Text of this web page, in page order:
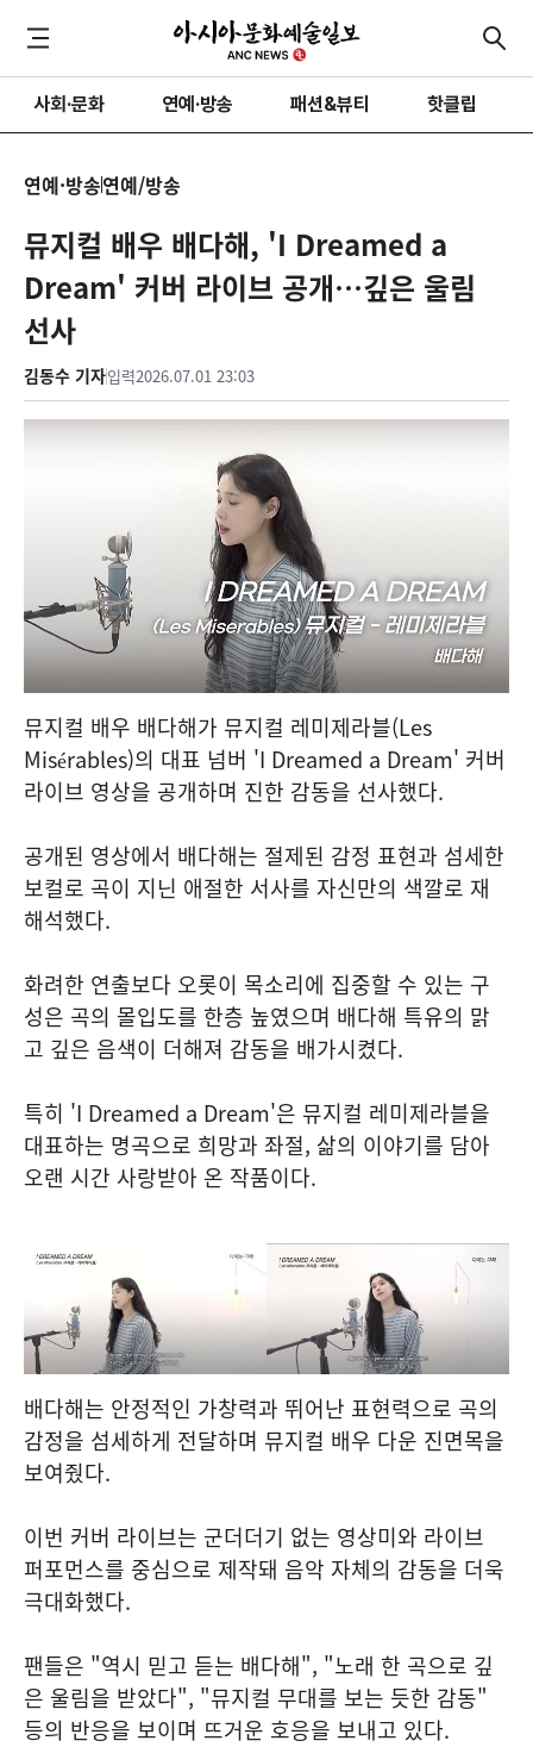
사회·문화 연예·방송 패션&뷰티 핫클립
연예·방송연예/방송
뮤지컬 배우 배다해, 'I Dreamed a
Dream' 커버 라이브 공개…깊은 울림
선사
김동수 기자입력2026.07.01 23:03
뮤지컬 배우 배다해가 뮤지컬 레미제라블(Les
Misérables)의 대표 넘버 'I Dreamed a Dream' 커버
라이브 영상을 공개하며 진한 감동을 선사했다.
공개된 영상에서 배다해는 절제된 감정 표현과 섬세한
보컬로 곡이 지닌 애절한 서사를 자신만의 색깔로 재
해석했다.
화려한 연출보다 오롯이 목소리에 집중할 수 있는 구
성은 곡의 몰입도를 한층 높였으며 배다해 특유의 맑
고 깊은 음색이 더해져 감동을 배가시켰다.
특히 'I Dreamed a Dream'은 뮤지컬 레미제라블을
대표하는 명곡으로 희망과 좌절, 삶의 이야기를 담아
오랜 시간 사랑받아 온 작품이다.
배다해는 안정적인 가창력과 뛰어난 표현력으로 곡의
감정을 섬세하게 전달하며 뮤지컬 배우 다운 진면목을
보여줬다.
이번 커버 라이브는 군더더기 없는 영상미와 라이브
퍼포먼스를 중심으로 제작돼 음악 자체의 감동을 더욱
극대화했다.
팬들은 "역시 믿고 듣는 배다해", "노래 한 곡으로 깊
은 울림을 받았다", "뮤지컬 무대를 보는 듯한 감동"
등의 반응을 보이며 뜨거운 호응을 보내고 있다.